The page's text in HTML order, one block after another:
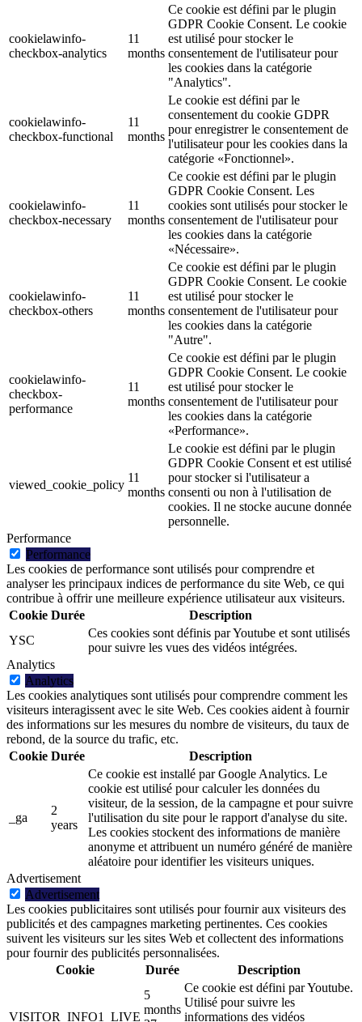
cookielawinfo-
checkbox-analytics
11
months
Ce cookie est défini par le plugin
GDPR Cookie Consent. Le cookie
est utilisé pour stocker le
consentement de l'utilisateur pour
les cookies dans la catégorie
"Analytics".
cookielawinfo-
checkbox-functional
11
months
Le cookie est défini par le
consentement du cookie GDPR
pour enregistrer le consentement de
l'utilisateur pour les cookies dans la
catégorie «Fonctionnel».
cookielawinfo-
checkbox-necessary
11
months
Ce cookie est défini par le plugin
GDPR Cookie Consent. Les
cookies sont utilisés pour stocker le
consentement de l'utilisateur pour
les cookies dans la catégorie
«Nécessaire».
cookielawinfo-
checkbox-others
11
months
Ce cookie est défini par le plugin
GDPR Cookie Consent. Le cookie
est utilisé pour stocker le
consentement de l'utilisateur pour
les cookies dans la catégorie
"Autre".
cookielawinfo-
checkbox-
performance
11
months
Ce cookie est défini par le plugin
GDPR Cookie Consent. Le cookie
est utilisé pour stocker le
consentement de l'utilisateur pour
les cookies dans la catégorie
«Performance».
viewed_cookie_policy
11
months
Le cookie est défini par le plugin
GDPR Cookie Consent et est utilisé
pour stocker si l'utilisateur a
consenti ou non à l'utilisation de
cookies. Il ne stocke aucune donnée
personnelle.
Performance
Performance
Les cookies de performance sont utilisés pour comprendre et
analyser les principaux indices de performance du site Web, ce qui
contribue à offrir une meilleure expérience utilisateur aux visiteurs.
Cookie Durée
Description
YSC
Ces cookies sont définis par Youtube et sont utilisés
pour suivre les vues des vidéos intégrées.
Analytics
Analytics
Les cookies analytiques sont utilisés pour comprendre comment les
visiteurs interagissent avec le site Web. Ces cookies aident à fournir
des informations sur les mesures du nombre de visiteurs, du taux de
rebond, de la source du trafic, etc.
Cookie Durée Description
_ga
2
years
Ce cookie est installé par Google Analytics. Le
cookie est utilisé pour calculer les données du
visiteur, de la session, de la campagne et pour suivre
l'utilisation du site pour le rapport d'analyse du site.
Les cookies stockent des informations de manière
anonyme et attribuent un numéro généré de manière
aléatoire pour identifier les visiteurs uniques.
Advertisement
Advertisement
Les cookies publicitaires sont utilisés pour fournir aux visiteurs des
publicités et des campagnes marketing pertinentes. Ces cookies
suivent les visiteurs sur les sites Web et collectent des informations
pour fournir des publicités personnalisées.
Cookie
Durée Description
VISITOR_INFO1_LIVE
5
months
Ce cookie est défini par Youtube.
Utilisé pour suivre les
informations des vidéos